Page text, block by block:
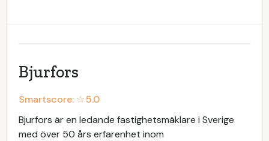
Bjurfors
Smartscore: ☆5.0
Bjurfors är en ledande fastighetsmäklare i Sverige
med över 50 års erfarenhet inom